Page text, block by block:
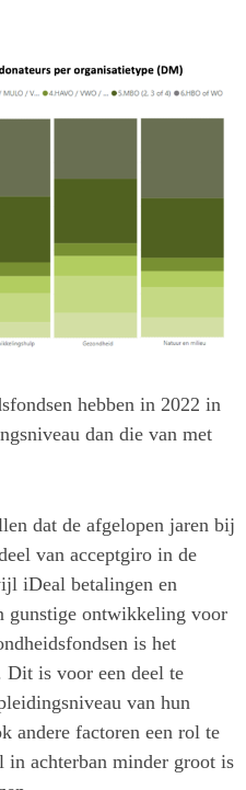
hebben in 2022 in
dan die van met
dat de afgelopen jaren bij
van acceptgiro in de
iDeal betalingen en
gunstige ontwikkeling voor
is het
Dit is voor een deel te
van hun
andere factoren een rol te
in achterban minder groot is